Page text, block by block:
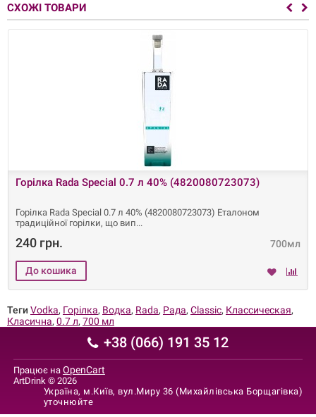
СХОЖІ ТОВАРИ
Горілка Rada Special 0.7 л 40% (4820080723073)
Горілка Rada Special 0.7 л 40% (4820080723073) Еталоном
традиційної горілки, що вип
700мл
240 грн.
ТегиVodka, Горілка, Водка, Rada, Рада, Classic, Классическая,
Класична, 0.7 л, 700 мл
+38 (066) 191 35 12
Працює на OpenCart
ArtDrink © 2026
Україна, м.Київ, вул.Миру 36 (Михайлівська Борщагівка)
уточнюйте